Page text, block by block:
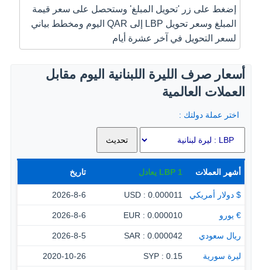
إضغط على زر 'تحويل المبلغ' وستحصل على سعر قيمة
المبلغ وسعر تحويل LBP إلى QAR اليوم ومخطط بياني
لسعر التحويل في آخر عشرة أيام
أسعار صرف الليرة اللبنانية اليوم مقابل
العملات العالمية
اختر عملة دولتك :
أشهر العملات 1
LBP يعادل تاريخ
$ دولار أمريكي 0.000011 : USD
2026-8-6
€ يورو 0.000010 : EUR
2026-8-6
ريال سعودي 0.000042 : SAR
2026-8-5
ليرة سورية 0.15 : SYP
2020-10-26